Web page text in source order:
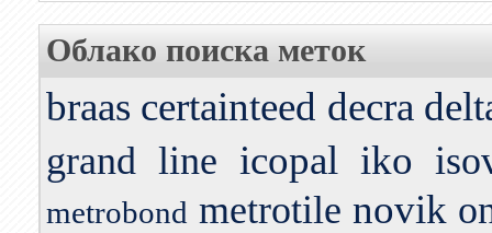
Облако поиска меток
braas certainteed decra
grand line icopal iko
metrobond metrotile novik